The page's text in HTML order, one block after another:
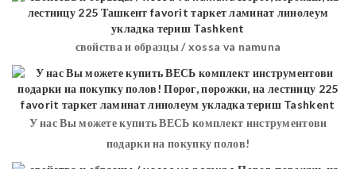
свойства и образцы / xossa va namuna
У нас Вы можете купить ВЕСЬ комплект инструментови
подарки на покупку полов!